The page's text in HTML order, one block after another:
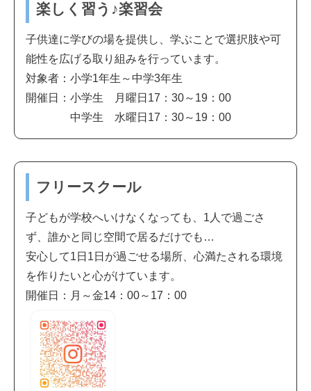
楽しく習う♪楽習会
子供達に学びの場を提供し、学ぶことで選択肢や可
能性を広げる取り組みを行っています。
対象者：小学1年生～中学3年生
開催日：小学生 月曜日17：30～19：00
中学生 水曜日17：30～19：00
フリースクール
子どもが学校へいけなくなっても、1人で過ごさ
ず、誰かと同じ空間で居るだけでも…
安心して1日1日が過ごせる場所、心満たされる環境
を作りたいと心がけています。
開催日：月～金14：00～17：00